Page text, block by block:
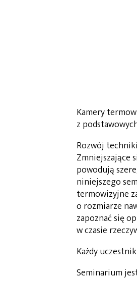
Kamery
z
Rozwój
Zmniejszające
powodują
niniejszego
termowizyjne
o rozmiarze
zapoznać się
w czasie
Każdy
Seminarium